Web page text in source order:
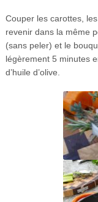
Couper les carottes,
revenir dans la même
(sans peler) et le
légèrement 5 minutes
d’huile d’olive.